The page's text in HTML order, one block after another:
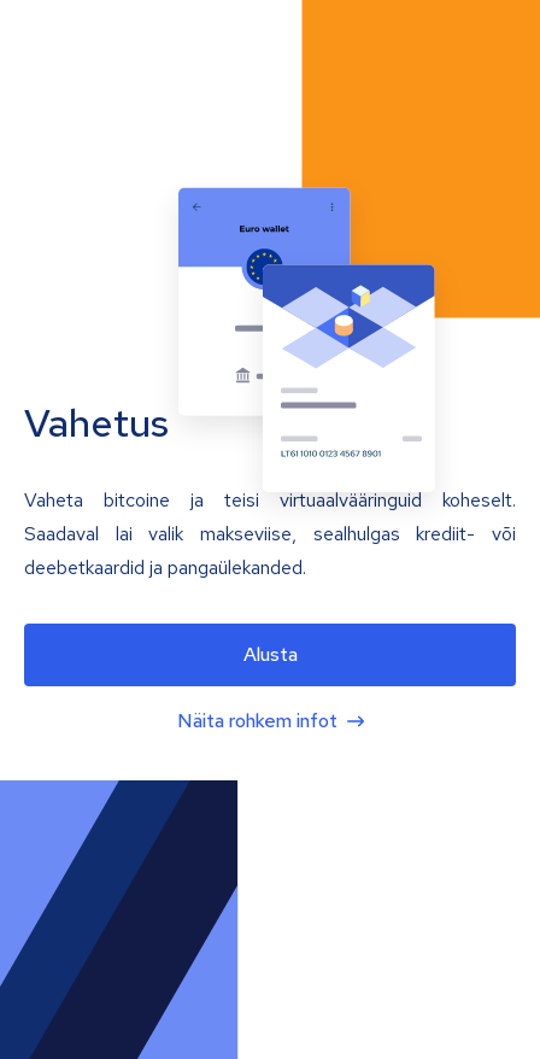
Vahetus
Vaheta bitcoine ja teisi virtuaalvääringuid koheselt.
Saadaval lai valik makseviise, sealhulgas krediit- või
deebetkaardid ja pangaülekanded.
Alusta
Näita rohkem infot